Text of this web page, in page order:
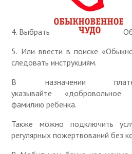
4. Выбрать
5. Или ввести в поиске
следовать инструкциям.
В назначении
указывайте
фамилию ребенка.
Также можно подключить
регулярных пожертвований без